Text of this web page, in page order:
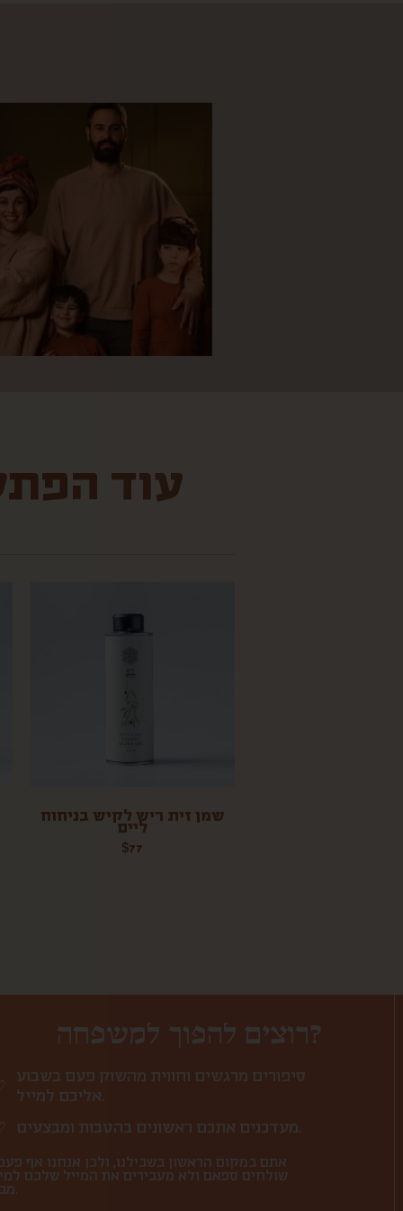
עוד
שמן זית ריש לקיש בניחוח
ליים
$77
רוצים להפוך למשפחה?
סיפורים מרגשים וחווית מהשוק פעם בשבוע
אתם במקום הראשון בשבילנו, ולכן אנחנו אף
שולחים ספאם ולא מעבירים את המייל שלכם